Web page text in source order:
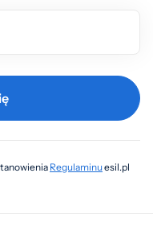
Regulaminuesil.pl